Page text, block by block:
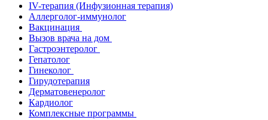
IV-терапия (Инфузионная терапия)
Аллерголог-иммунолог
Вакцинация
Вызов врача на дом
Гастроэнтеролог
Гепатолог
Гинеколог
Гирудотерапия
Дерматовенеролог
Кардиолог
Комплексные программы